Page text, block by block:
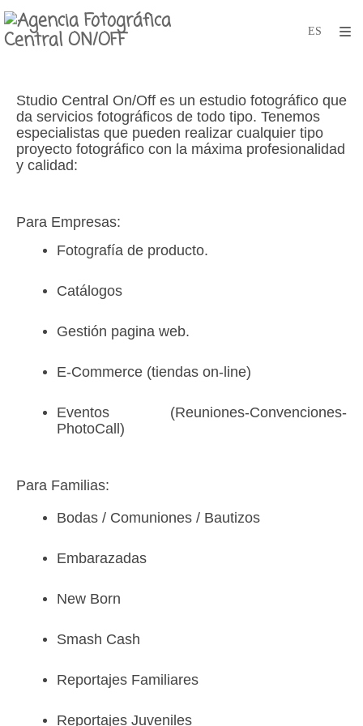
Studio Central On/Off es un estudio fotográfico que
da servicios fotográficos de todo tipo. Tenemos
especialistas que pueden realizar cualquier tipo
proyecto fotográfico con la máxima profesionalidad
y calidad:
Para Empresas:
Fotografía de producto.
Catálogos
Gestión pagina web.
E-Commerce (tiendas on-line)
Eventos (Reuniones-Convenciones-
PhotoCall)
Para Familias:
Bodas / Comuniones / Bautizos
Embarazadas
New Born
Smash Cash
Reportajes Familiares
Reportajes Juveniles